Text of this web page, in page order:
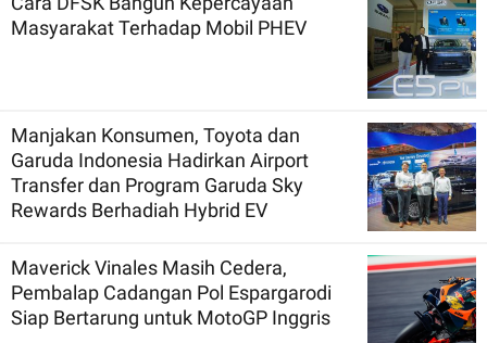
Masyarakat Terhadap Mobil PHEV
Manjakan Konsumen, Toyota dan
Garuda Indonesia Hadirkan Airport
Transfer dan Program Garuda Sky
Rewards Berhadiah Hybrid EV
Maverick Vinales Masih Cedera,
Pembalap Cadangan Pol Espargarodi
Siap Bertarung untuk MotoGP Inggris